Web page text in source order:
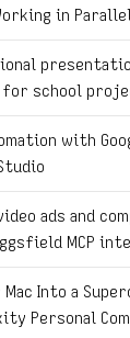
in
for school
with
ads and
MCP
Into a
Personal